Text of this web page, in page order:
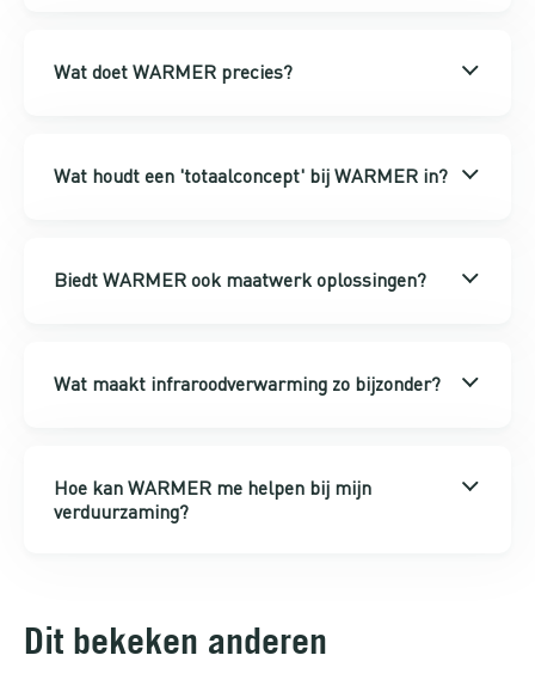
Wat doet WARMER precies?
Wat houdt een 'totaalconcept' bij WARMER in?
Biedt WARMER ook maatwerk oplossingen?
Wat maakt infraroodverwarming zo bijzonder?
Hoe kan WARMER me helpen bij mijn
verduurzaming?
Dit bekeken anderen